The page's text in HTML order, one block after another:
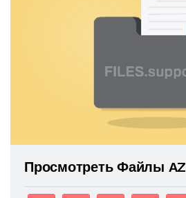
Просмотреть Файлы AZ